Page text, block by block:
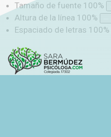
Tamaño de fuente 100%
Altura de la línea 100%
Espaciado de letras 100%